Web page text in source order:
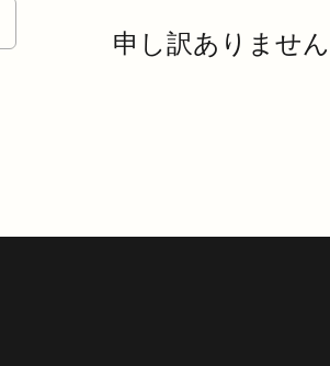
申し訳ありませ